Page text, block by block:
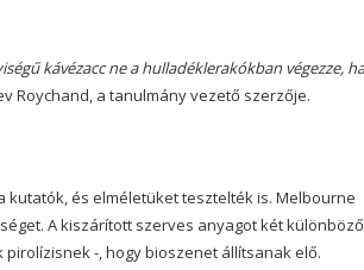
kávézacc ne a hulladéklerakókban végezze,
Roychand, a tanulmány vezető szerzője.
és elméletüket tesztelték is. Melbourne
A kiszárított szerves anyagot két különböző
-, hogy bioszenet állítsanak elő.